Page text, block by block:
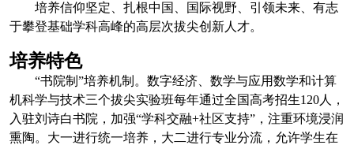
培养信仰坚定、扎根中国、国际视野、引领未来、有志
于攀登基础学科高峰的高层次拔尖创新人才。
培养特色
“书院制”培养机制。数字经济、数学与应用数学和计算
机科学与技术三个拔尖实验班每年通过全国高考招生120人，
入驻刘诗白书院，加强“学科交融+社区支持”，注重环境浸润
熏陶。大一进行统一培养，大二进行专业分流，允许学生在